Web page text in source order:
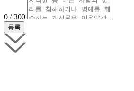
0 / 300